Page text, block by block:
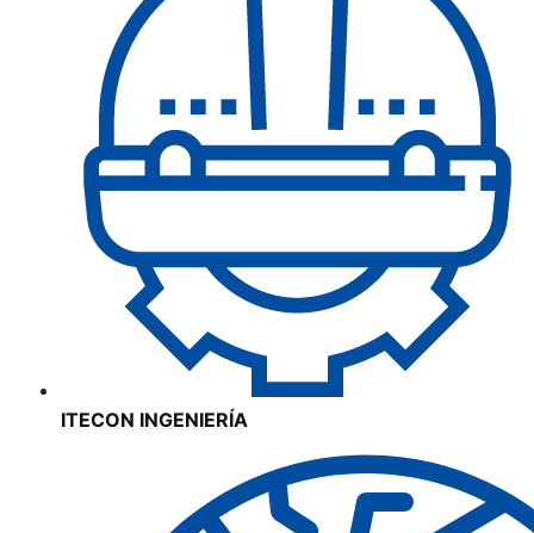
ITECON INGENIERÍA